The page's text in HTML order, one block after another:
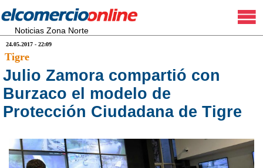
Noticias Zona Norte
24.05.2017 - 22:09
Tigre
Julio Zamora compartió con
Burzaco el modelo de
Protección Ciudadana de Tigre